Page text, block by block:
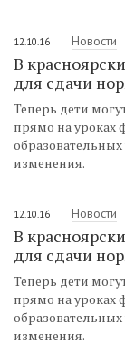
12.10.16 Новости
В
для сдачи
Теперь дети
прямо на уроках
изменения.
12.10.16 Новости
В
для сдачи
Теперь дети
прямо на уроках
изменения.